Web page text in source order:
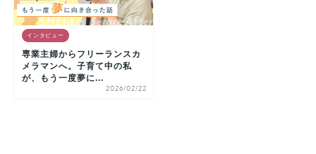
インタビュー
専業主婦からフリーランスカ
メラマンへ。子育て中の私
が、もう一度夢に...
2026/02/22